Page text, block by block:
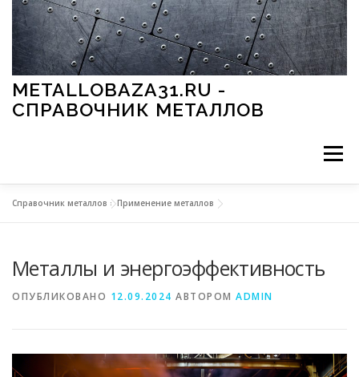
Перейти к содержимому
METALLOBAZA31.RU -
СПРАВОЧНИК МЕТАЛЛОВ
Меню
МЕТАЛЛЫ И ОКРУЖАЮЩАЯ СРЕДА
Справочник металлов »Применение металлов
Металлы и энергоэффективность
ОПУБЛИКОВАНО 12.09.2024 АВТОРОМ ADMIN